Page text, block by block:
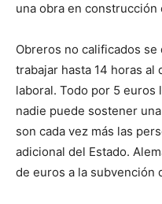
una obra en construcción
Obreros no calificados
trabajar hasta 14 horas
laboral. Todo por 5 euros
nadie puede sostener
son cada vez más las
adicional del Estado.
de euros a la subvención